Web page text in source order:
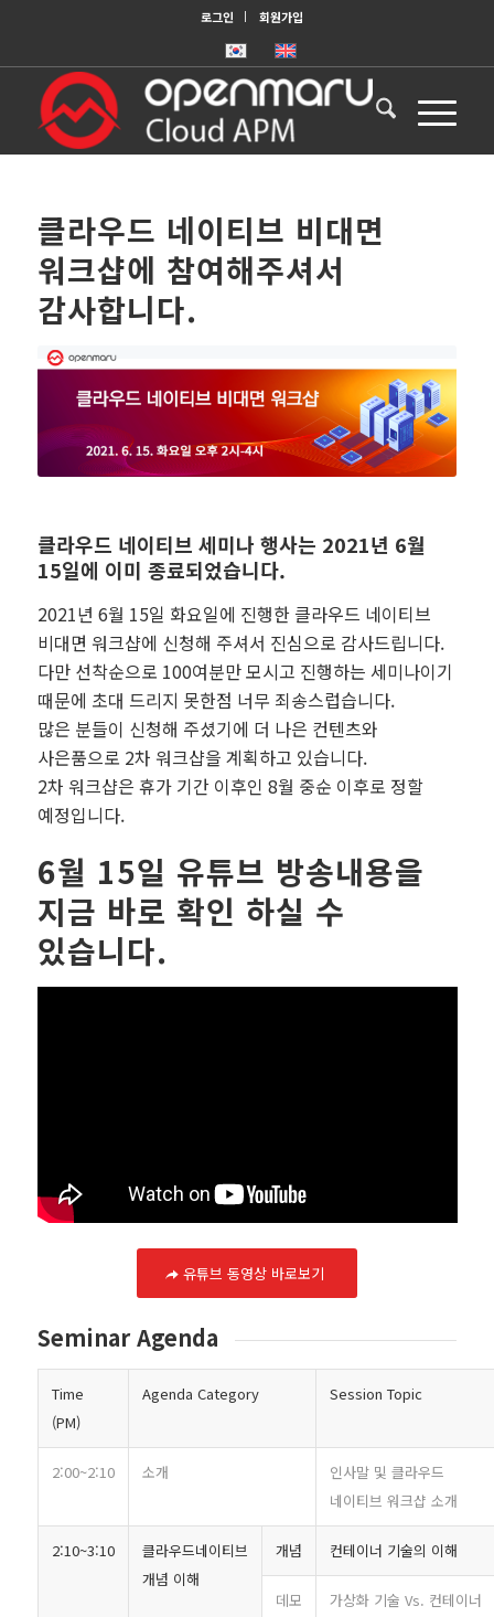
로그인 회원가입
클라우드 네이티브 비대면
워크샵에 참여해주셔서
감사합니다.
클라우드 네이티브 세미나 행사는 2021년 6월
15일에 이미 종료되었습니다.
2021년 6월 15일 화요일에 진행한 클라우드 네이티브
비대면 워크샵에 신청해 주셔서 진심으로 감사드립니다.
다만 선착순으로 100여분만 모시고 진행하는 세미나이기
때문에 초대 드리지 못한점 너무 죄송스럽습니다.
많은 분들이 신청해 주셨기에 더 나은 컨텐츠와
사은품으로 2차 워크샵을 계획하고 있습니다.
2차 워크샵은 휴가 기간 이후인 8월 중순 이후로 정할
예정입니다.
6월 15일 유튜브 방송내용을
지금 바로 확인 하실 수
있습니다.
유튜브 동영상 바로보기
Seminar Agenda
Time
(PM)
Agenda Category Session Topic
2:00~2:10 소개
인사말 및 클라우드
네이티브 워크샵 소개
2:10~3:10
클라우드네이티브
개념 이해
개념 컨테이너 기술의 이해
데모
가상화 기술 Vs. 컨테이너